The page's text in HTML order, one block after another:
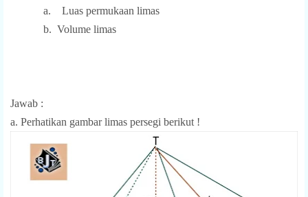
a.
Luas permukaan limas
b. Volume limas
Jawab :
a. Perhatikan gambar limas persegi berikut !